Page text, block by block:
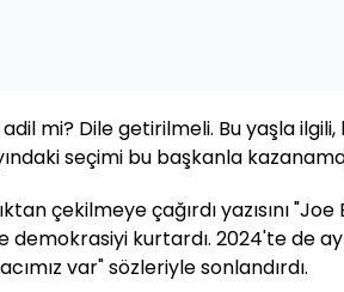
mi? Dile getirilmeli. Bu yaşla ilgili,
seçimi bu başkanla
çekilmeye çağırdı yazısını "Joe
demokrasiyi kurtardı. 2024'te de
var" sözleriyle sonlandırdı.